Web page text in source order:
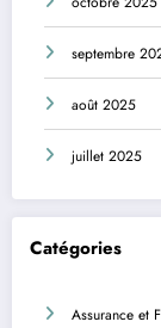
septembre
août 2025
juillet 2025
Catégories
Assurance et